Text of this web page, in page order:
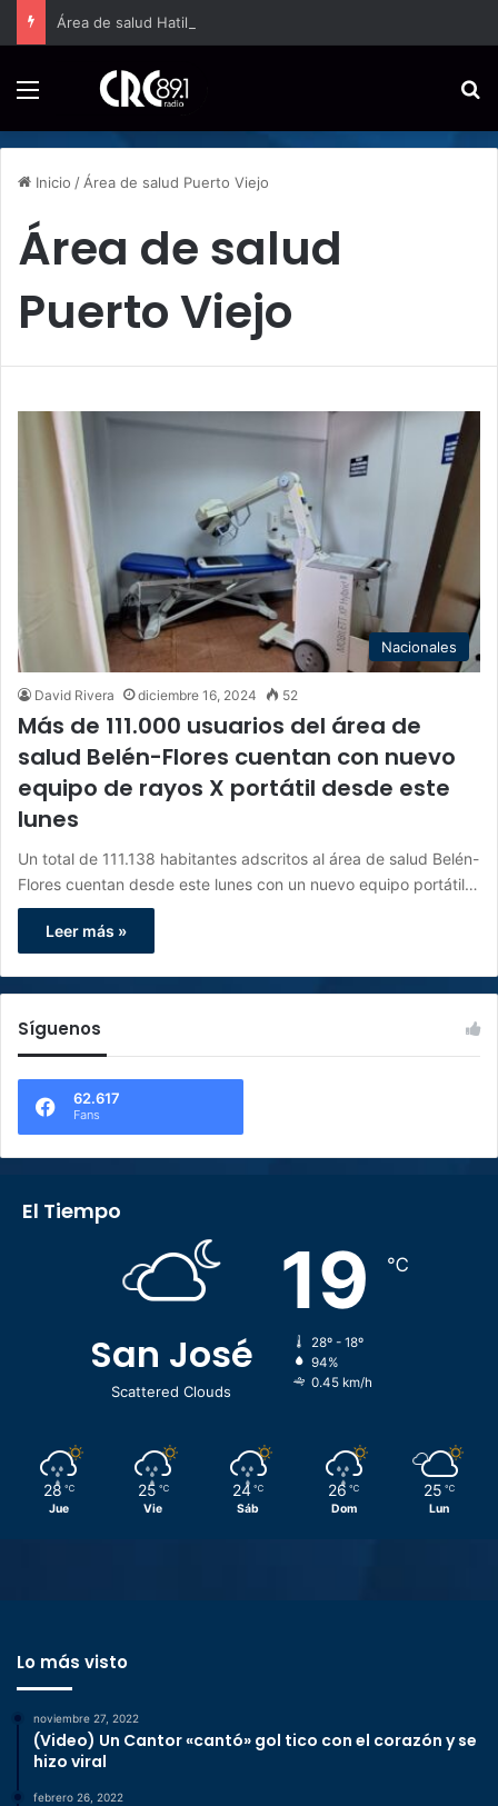
Inicio / Área de salud Puerto Viejo
Área de salud
Puerto Viejo
Nacionales
David Rivera diciembre 16, 2024 52
Más de 111.000 usuarios del área de
salud Belén-Flores cuentan con nuevo
equipo de rayos X portátil desde este
lunes
Un total de 111.138 habitantes adscritos al área de salud Belén-
Flores cuentan desde este lunes con un nuevo equipo portátil…
Leer más »
Síguenos
62.617
Fans
El Tiempo
San José
Scattered Clouds
19 ℃
28º - 18º
94%
0.45 km/h
28 ℃
Jue
25 ℃
Vie
24 ℃
Sáb
26 ℃
Dom
25 ℃
Lun
Lo más visto
noviembre 27, 2022
(Video) Un Cantor «cantó» gol tico con el corazón y se
hizo viral
febrero 26, 2022